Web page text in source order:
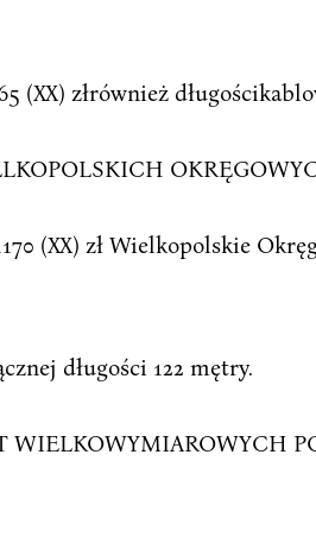
(XX) złrównież
(XX) zł Wielkopolskie
długości 122 mętry.
WIELKOWYMIAROWYCH